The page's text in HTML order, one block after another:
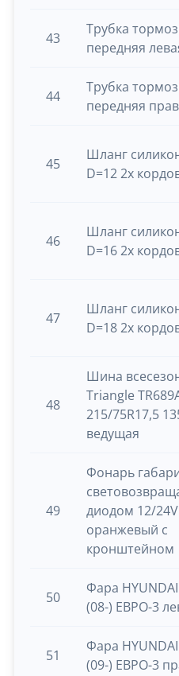
43
Трубка
передняя
44
Трубка
передняя
45
Шланг
D=12 2х
46
Шланг
D=16 2х
47
Шланг
D=18 2х
48
Шина
Triangle
215/75R17,5
ведущая
49
Фонарь
диодом 12/24V
оранжевый с
кронштейном
50
Фара
(08-) ЕВРО-3
51
Фара
(09-) ЕВРО-3